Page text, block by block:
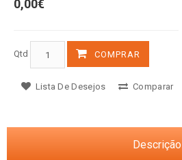
0,00€
Qtd COMPRAR
Lista De Desejos Comparar
Descrição